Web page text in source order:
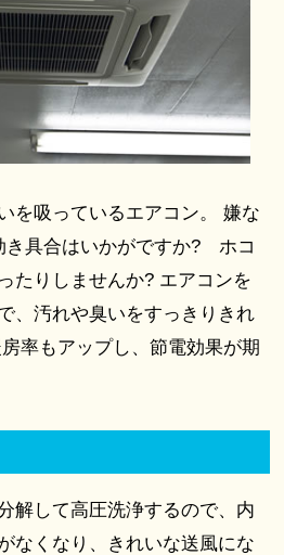
を吸っているエアコン。 嫌な
具合はいかがですか? ホコ
たりしませんか? エアコンを
、汚れや臭いをすっきりきれ
率もアップし、節電効果が期
解して高圧洗浄するので、内
なくなり、きれいな送風にな